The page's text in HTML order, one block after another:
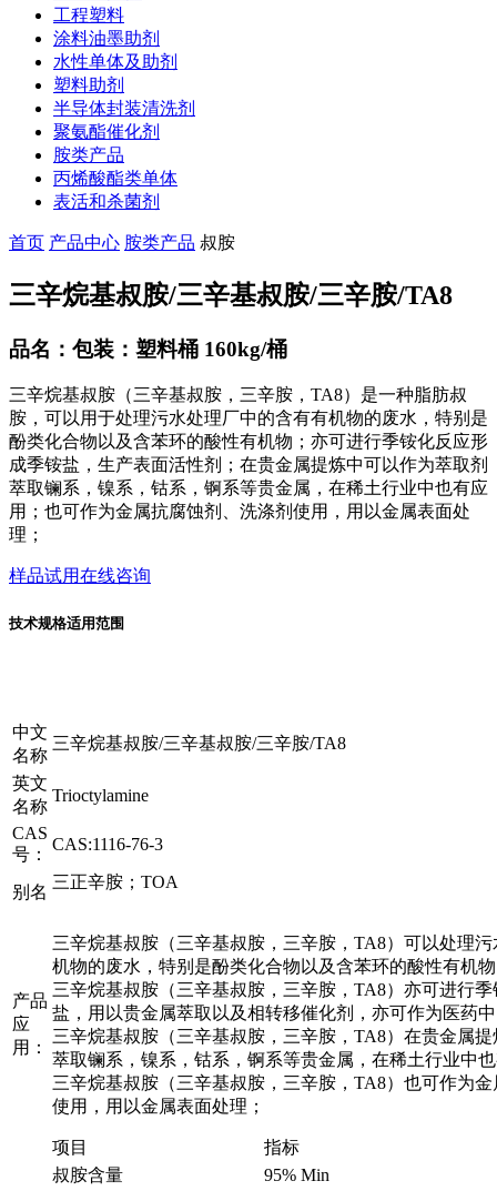
工程塑料
涂料油墨助剂
水性单体及助剂
塑料助剂
半导体封装清洗剂
聚氨酯催化剂
胺类产品
丙烯酸酯类单体
表活和杀菌剂
首页 产品中心 胺类产品 叔胺
三辛烷基叔胺/三辛基叔胺/三辛胺/TA8
品名：包装：塑料桶 160kg/桶
三辛烷基叔胺（三辛基叔胺，三辛胺，TA8）是一种脂肪叔
胺，可以用于处理污水处理厂中的含有有机物的废水，特别是
酚类化合物以及含苯环的酸性有机物；亦可进行季铵化反应形
成季铵盐，生产表面活性剂；在贵金属提炼中可以作为萃取剂
萃取镧系，镍系，钴系，锕系等贵金属，在稀土行业中也有应
用；也可作为金属抗腐蚀剂、洗涤剂使用，用以金属表面处
理；
样品试用在线咨询
技术规格适用范围
中文
名称
三辛烷基叔胺/三辛基叔胺/三辛胺/TA8
英文
名称
Trioctylamine
CAS
号：
CAS:1116-76-3
别名
三正辛胺；TOA
产品
应
用：
三辛烷基叔胺（三辛基叔胺，三辛胺，TA8）可以处理
机物的废水，特别是酚类化合物以及含苯环的酸性有机
三辛烷基叔胺（三辛基叔胺，三辛胺，TA8）亦可进行
盐，用以贵金属萃取以及相转移催化剂，亦可作为医药
三辛烷基叔胺（三辛基叔胺，三辛胺，TA8）在贵金属
萃取镧系，镍系，钴系，锕系等贵金属，在稀土行业中
三辛烷基叔胺（三辛基叔胺，三辛胺，TA8）也可作为
使用，用以金属表面处理；
项目
指标
叔胺含量
95% Min